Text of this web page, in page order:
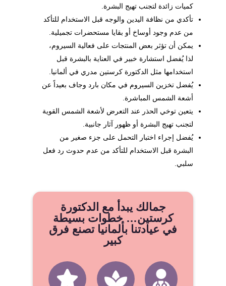
كميات زائدة لتجنب تهيج البشرة.
تأكدي من نظافة اليدين والوجه قبل الاستخدام للتأكد
من عدم وجود أوساخ أو بقايا مستحضرات تجميلية.
يمكن أن تؤثر بعض المنتجات على فعالية السيروم،
لذا يُفضل استشارة خبير في العناية بالبشرة قبل
استخدامها مثل الدكتورة كرستين مدري في ألمانيا.
يُفضل تخزين السيروم في مكان بارد وجاف بعيداً عن
أشعة الشمس المباشرة.
يتعين توخي الحذر عند التعرض لأشعة الشمس القوية
لتجنب تهيج البشرة أو ظهور آثار جانبية.
يُفضل إجراء اختبار التحمل على جزء صغير من
البشرة قبل الاستخدام للتأكد من عدم حدوث رد فعل
سلبي.
جمالك يبدأ مع الدكتورة
كرستين… خطوات بسيطة
في عيادتنا بألمانيا تصنع فرق
كبير